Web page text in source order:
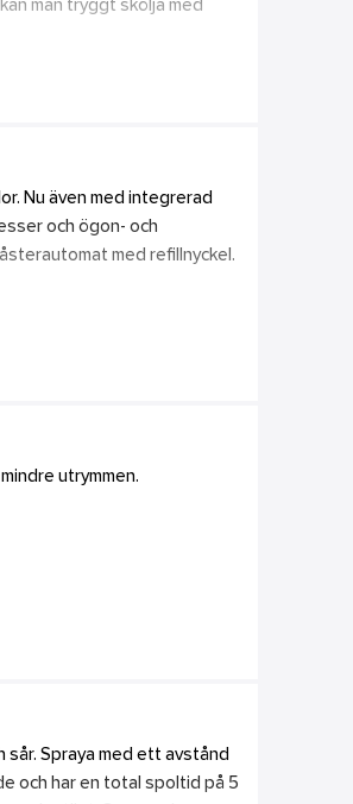
man tryggt skölja med
En lätthanterlig
Nu även med integrerad
och ögon- och
med refillnyckel.
utrymmen.
sår. Spraya med ett avstånd
och har en total spoltid på 5